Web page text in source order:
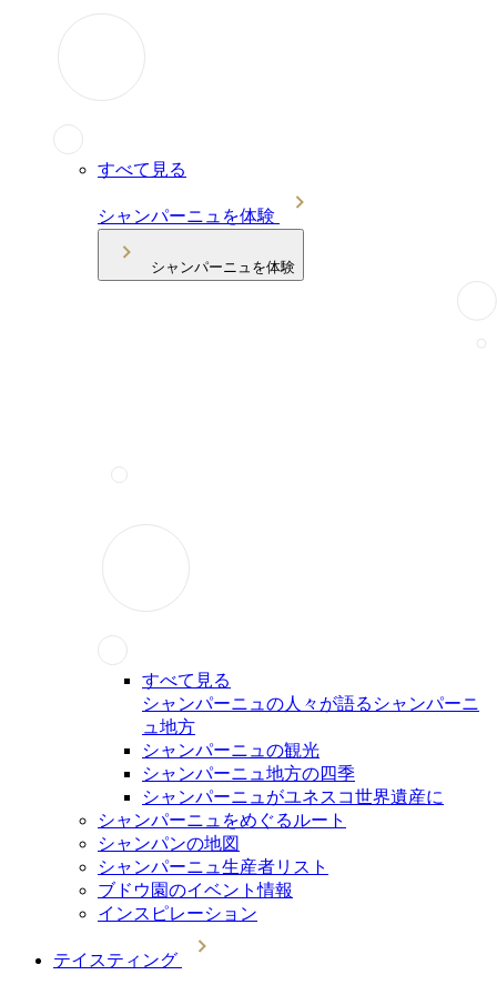
すべて見る
シャンパーニュを体験
シャンパーニュを体験
すべて見る
シャンパーニュの人々が語るシャンパーニ
ュ地方
シャンパーニュの観光
シャンパーニュ地方の四季
シャンパーニュがユネスコ世界遺産に
シャンパーニュをめぐるルート
シャンパンの地図
シャンパーニュ生産者リスト
ブドウ園のイベント情報
インスピレーション
テイスティング